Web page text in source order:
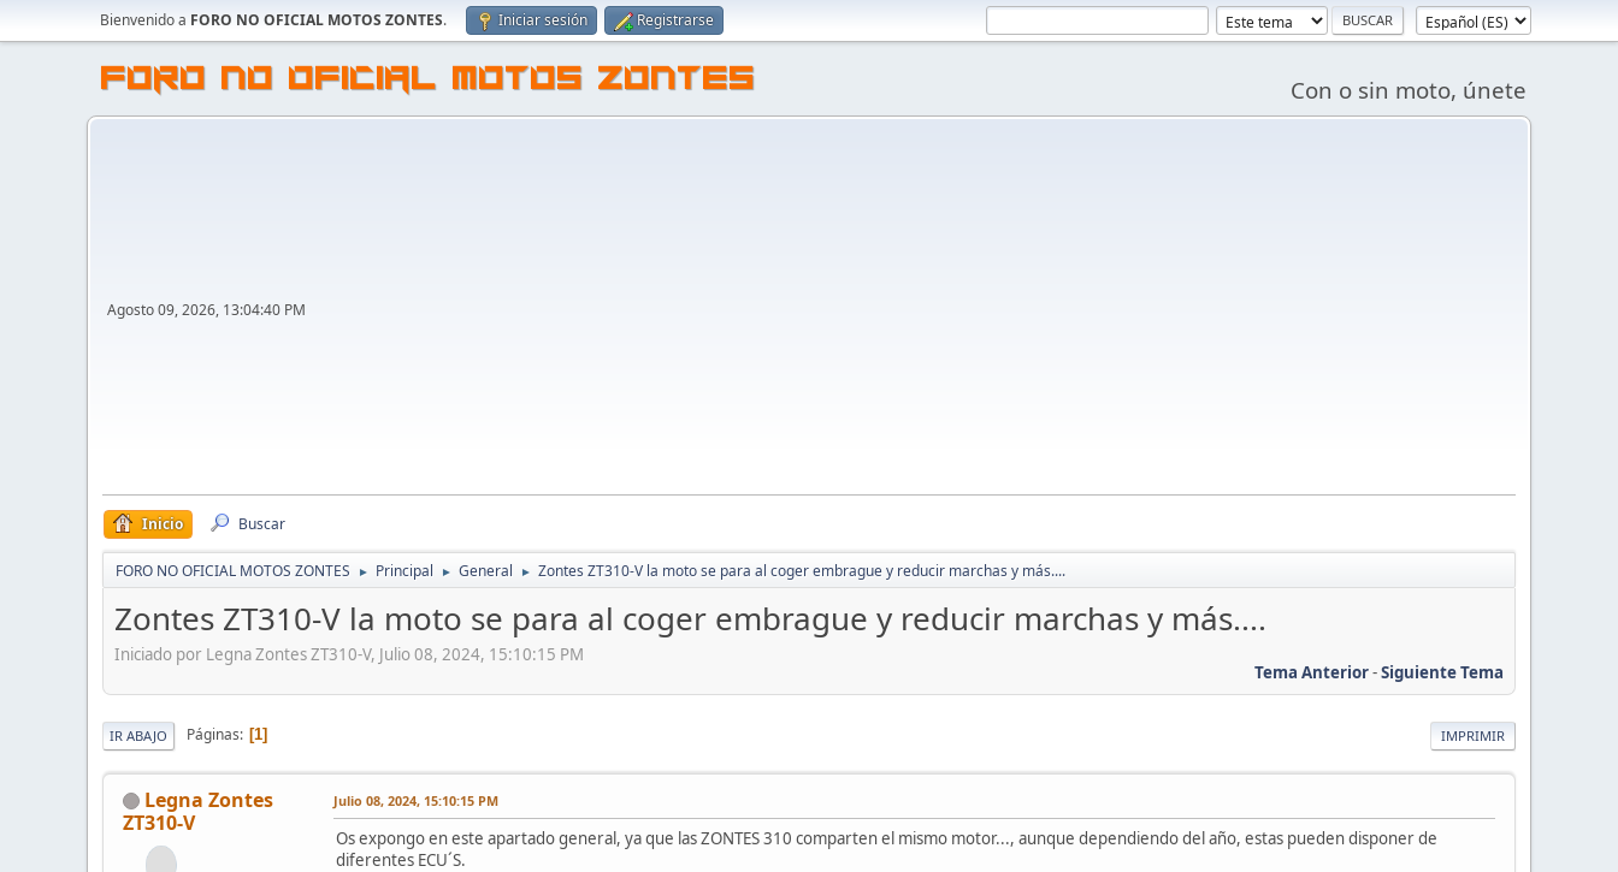
Bienvenido a FORO NO OFICIAL MOTOS ZONTES. Iniciar sesión Registrarse
FORO NO OFICIAL MOTOS ZONTES Con o sin moto, únete
Agosto 09, 2026, 13:04:40 PM
Inicio Buscar
FORO NO OFICIAL MOTOS ZONTES ► Principal ► General ► Zontes ZT310-V la moto se para al coger embrague y reducir marchas y más....
Zontes ZT310-V la moto se para al coger embrague y reducir marchas y más....
Iniciado por Legna Zontes ZT310-V, Julio 08, 2024, 15:10:15 PM
Tema Anterior-Siguiente Tema
IMPRIMIR
IR ABAJO Páginas 1
Legna Zontes
ZT310-V
Julio 08, 2024, 15:10:15 PM
Os expongo en este apartado general, ya que las ZONTES 310 comparten el mismo motor..., aunque dependiendo del año, estas pueden disponer de
diferentes ECU´S.